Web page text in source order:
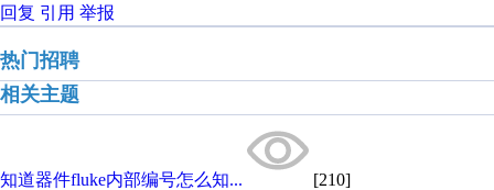
回复 引用 举报
热门招聘
相关主题
知道器件fluke内部编号怎么知... [210]